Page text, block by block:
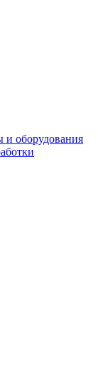
и оборудования